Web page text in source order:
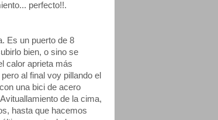
perfecto!!.
Es un puerto de 8
bien, o sino se
calor aprieta más
al final voy pillando el
una bici de acero
de la cima,
hasta que hacemos